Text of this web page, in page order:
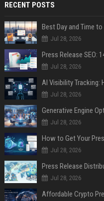
RECENT POSTS
Best Day and Time
Jul 28, 2026
Jul 28, 2026
AI Visibility Tracking:
Jul 28, 2026
Generative Engine
Jul 28, 2026
How to Get Your
Jul 28, 2026
Jul 28, 2026